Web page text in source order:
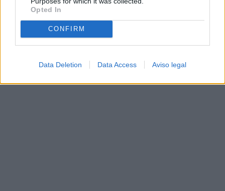
Opted In
CONFIRM
Data Deletion Data Access Aviso legal